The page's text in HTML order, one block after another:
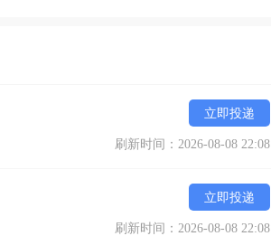
立即投递
刷新时间：2026-08-08 22:08
立即投递
刷新时间：2026-08-08 22:08